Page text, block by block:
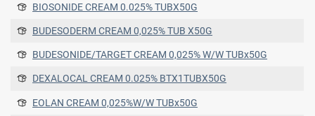
BIOSONIDE CREAM 0.025% TUBX50G
BUDESODERM CREAM 0,025% TUB X50G
BUDESONIDE/TARGET CREAM 0,025% W/W TUBx50G
DEXALOCAL CREAM 0.025% BTX1TUBX50G
EOLAN CREAM 0,025%W/W TUBx50G